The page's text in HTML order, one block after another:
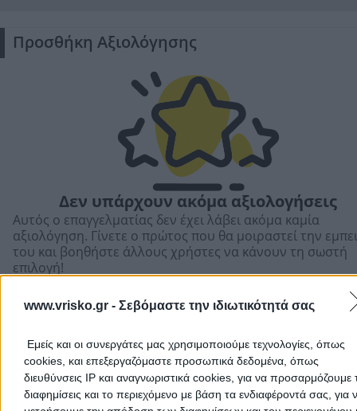
www.vrisko.gr - Σεβόμαστε την ιδιωτικότητά σας
Εμείς και οι συνεργάτες μας χρησιμοποιούμε τεχνολογίες, όπως
cookies, και επεξεργαζόμαστε προσωπικά δεδομένα, όπως
διευθύνσεις IP και αναγνωριστικά cookies, για να προσαρμόζουμε
διαφημίσεις και το περιεχόμενο με βάση τα ενδιαφέροντά σας, για
Προσθήκη Αξιολόγησης
Δεν υπάρχουν ακόμα αξιολογήσεις
Αυτός ο επαγγελματίας δεν έχει λάβει ακόμα καμία
αξιολόγηση. Γίνετε ο πρώτος που θα μοιραστεί την
του και βοηθήστε άλλους χρήστες να κάνουν τη σωστή
επιλογή!